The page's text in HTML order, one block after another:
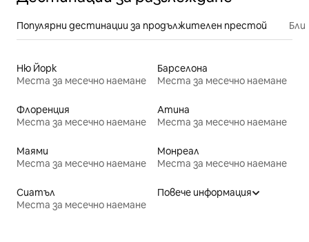
Популярни дестинации за продължителен престой
Ню Йорк
Места за месечно наемане
Барселона
Места за месечно наемане
Флоренция
Места за месечно наемане
Атина
Места за месечно наемане
Маями
Места за месечно наемане
Монреал
Места за месечно наемане
Сиатъл
Места за месечно наемане
Повече информация